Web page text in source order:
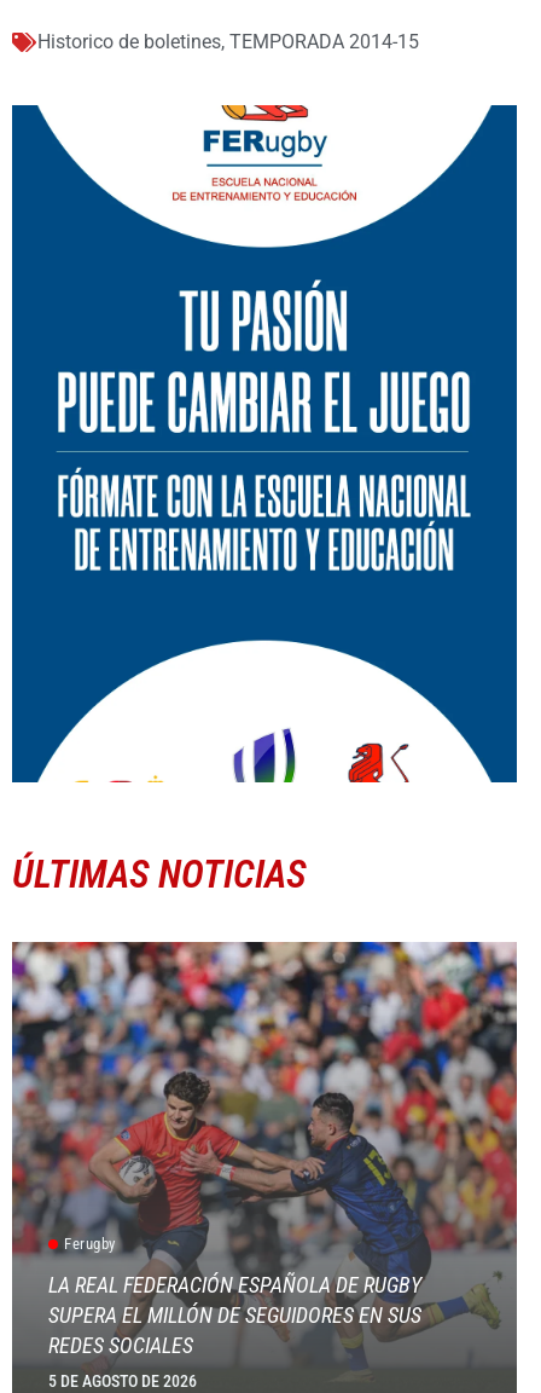
Historico de boletines, TEMPORADA 2014-15
ÚLTIMAS NOTICIAS
Ferugby
LA REAL FEDERACIÓN ESPAÑOLA DE RUGBY
SUPERA EL MILLÓN DE SEGUIDORES EN SUS
REDES SOCIALES
5 DE AGOSTO DE 2026